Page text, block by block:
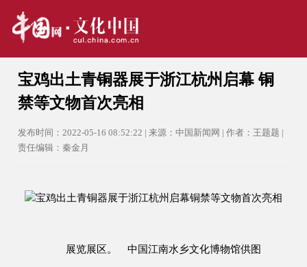
宝鸡出土青铜器展于浙江杭州启幕 铜
禁等文物首次亮相
发布时间：2022-05-16 08:52:22 | 来源：中国新闻网 | 作者：王题题 |
责任编辑：秦金月
展览展区。 中国江南水乡文化博物馆供图